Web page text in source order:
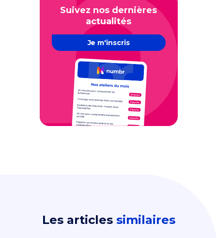
Suivez nos dernières
actualités
Je m'inscris
Les articles similaires